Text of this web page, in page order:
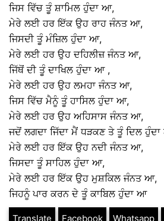
ਜਿਸ ਵਿੱਚ ਤੂੰ ਸ਼ਾਮਿਲ ਹੁੰਦਾ ਆ,
ਮੇਰੇ ਲਈ ਹਰ ਇੱਕ ਉਹ ਰਾਹ ਜੰਨਤ ਆ,
ਜਿਸਦੀ ਤੂੰ ਮੰਜ਼ਿਲ ਹੁੰਦਾ ਆ,
ਮੇਰੇ ਲਈ ਹਰ ਉਹ ਦਹਿਲੀਜ਼ ਜੰਨਤ ਆ,
ਜਿੱਥੋਂ ਦੀ ਤੂੰ ਦਾਖਿਲ ਹੁੰਦਾ ਆ ,
ਮੇਰੇ ਲਈ ਹਰ ਉਹ ਲਮਹਾ ਜੰਨਤ ਆ,
ਜਿਸ ਵਿੱਚ ਮੈਨੂੰ ਤੂੰ ਹਾਸਿਲ ਹੁੰਦਾ ਆ,
ਮੇਰੇ ਲਈ ਹਰ ਉਹ ਅਹਿਸਾਸ ਜੰਨਤ ਆ,
ਜਦੋਂ ਲਗਦਾ ਜਿੱਦਾ ਮੈਂ ਧੜਕਣ ਤੇ ਤੂੰ ਦਿਲ
ਮੇਰੇ ਲਈ ਹਰ ਇੱਕ ਉਹ ਨਦੀ ਜੰਨਤ ਆ,
ਜਿਸਦਾ ਤੂੰ ਸਾਹਿਲ ਹੁੰਦਾ ਆ,
ਮੇਰੇ ਲਈ ਹਰ ਇੱਕ ਉਹ ਮੁਸ਼ਕਿਲ ਜੰਨਤ ਆ,
ਜਿਹਨੂੰ ਪਾਰ ਕਰਨ ਦੇ ਤੂੰ ਕਾਬਿਲ ਹੁੰਦਾ ਆ
Translate Facebook Whatsapp